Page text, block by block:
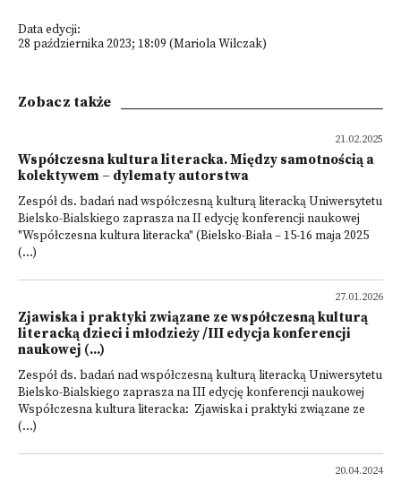
Data edycji:
28 października 2023; 18:09 (Mariola Wilczak)
Zobacz także
21.02.2025
Współczesna kultura literacka. Między samotnością a
kolektywem – dylematy autorstwa
Zespół ds. badań nad współczesną kulturą literacką Uniwersytetu
Bielsko-Bialskiego zaprasza na II edycję konferencji naukowej
"Współczesna kultura literacka" (Bielsko-Biała – 15-16 maja 2025
(...)
27.01.2026
Zjawiska i praktyki związane ze współczesną kulturą
literacką dzieci i młodzieży /III edycja konferencji
naukowej (...)
Zespół ds. badań nad współczesną kulturą literacką Uniwersytetu
Bielsko-Bialskiego zaprasza na III edycję konferencji naukowej
Współczesna kultura literacka: Zjawiska i praktyki związane ze
(...)
20.04.2024